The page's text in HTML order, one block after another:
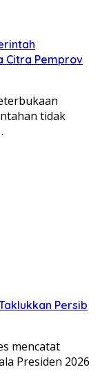
Citra Pemprov
tidak
Persib
mencatat
Presiden 2026